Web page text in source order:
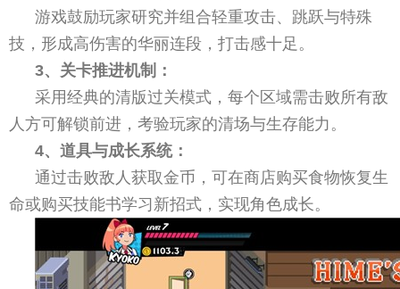
游戏鼓励玩家研究并组合轻重攻击、跳跃与特殊
技，形成高伤害的华丽连段，打击感十足。
3、关卡推进机制：
采用经典的清版过关模式，每个区域需击败所有敌
人方可解锁前进，考验玩家的清场与生存能力。
4、道具与成长系统：
通过击败敌人获取金币，可在商店购买食物恢复生
命或购买技能书学习新招式，实现角色成长。